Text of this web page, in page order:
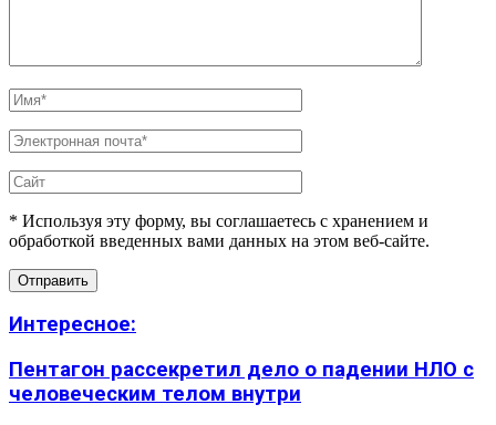
* Используя эту форму, вы соглашаетесь с хранением и
обработкой введенных вами данных на этом веб-сайте.
Интересное:
Пентагон рассекретил дело о падении НЛО с
человеческим телом внутри